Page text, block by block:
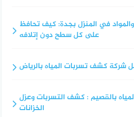
في المنزل بجدة: كيف تحافظ
على كل سطح دون إتلافه
شركة كشف تسربات المياه بالرياض
بالقصيم : كشف التسربات وعزل
الخزانات